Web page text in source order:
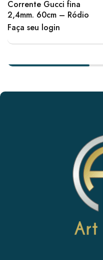
Corrente Gucci fina
2,4mm. 60cm – Ródio
Faça seu login